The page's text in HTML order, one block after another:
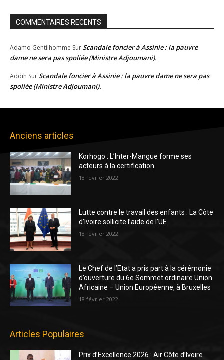
COMMENTAIRES RECENTS
Adamo Gentilhomme SurScandale foncier à Assinie : la pauvre
dame ne sera pas spoliée (Ministre Adjoumani).
Addih SurScandale foncier à Assinie : la pauvre dame ne sera pas
spoliée (Ministre Adjoumani).
Anciens articles
Korhogo : L’Inter-Mangue forme ses
acteurs à la certification
18 février 2022
Lutte contre le travail des enfants : La Côte
d’Ivoire sollicite l’aide de l’UE
18 février 2022
Le Chef de l’Etat a pris part à la cérémonie
d’ouverture du 6e Sommet ordinaire Union
Africaine – Union Européenne, à Bruxelles
18 février 2022
Articles Populaires
Prix d’Excellence 2026 : Air Côte d’Ivoire